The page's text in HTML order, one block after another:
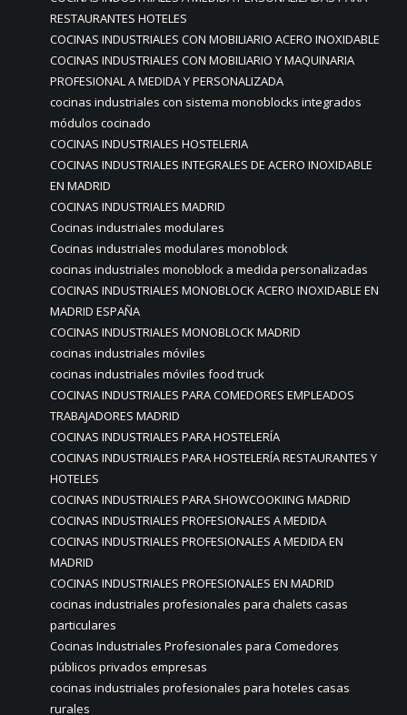
RESTAURANTES HOTELES
COCINAS INDUSTRIALES CON MOBILIARIO ACERO INOXIDABLE
COCINAS INDUSTRIALES CON MOBILIARIO Y MAQUINARIA
PROFESIONAL A MEDIDA Y PERSONALIZADA
cocinas industriales con sistema monoblocks integrados
módulos cocinado
COCINAS INDUSTRIALES HOSTELERIA
COCINAS INDUSTRIALES INTEGRALES DE ACERO INOXIDABLE
EN MADRID
COCINAS INDUSTRIALES MADRID
Cocinas industriales modulares
Cocinas industriales modulares monoblock
cocinas industriales monoblock a medida personalizadas
COCINAS INDUSTRIALES MONOBLOCK ACERO INOXIDABLE EN
MADRID ESPAÑA
COCINAS INDUSTRIALES MONOBLOCK MADRID
cocinas industriales móviles
cocinas industriales móviles food truck
COCINAS INDUSTRIALES PARA COMEDORES EMPLEADOS
TRABAJADORES MADRID
COCINAS INDUSTRIALES PARA HOSTELERÍA
COCINAS INDUSTRIALES PARA HOSTELERÍA RESTAURANTES Y
HOTELES
COCINAS INDUSTRIALES PARA SHOWCOOKIING MADRID
COCINAS INDUSTRIALES PROFESIONALES A MEDIDA
COCINAS INDUSTRIALES PROFESIONALES A MEDIDA EN
MADRID
COCINAS INDUSTRIALES PROFESIONALES EN MADRID
cocinas industriales profesionales para chalets casas
particulares
Cocinas Industriales Profesionales para Comedores
públicos privados empresas
cocinas industriales profesionales para hoteles casas
rurales